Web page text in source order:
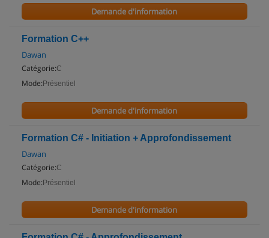
Demande d'information
Formation C++
Dawan
Catégorie:C
Mode: Présentiel
Demande d'information
Formation C# - Initiation + Approfondissement
Dawan
Catégorie:C
Mode: Présentiel
Demande d'information